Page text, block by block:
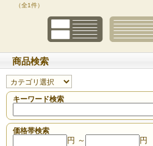
（全1件）
商品検索
キーワード検索
価格帯検索
円 ～ 円